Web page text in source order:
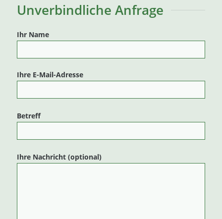
Unverbindliche Anfrage
Ihr Name
Ihre E-Mail-Adresse
Betreff
Ihre Nachricht (optional)